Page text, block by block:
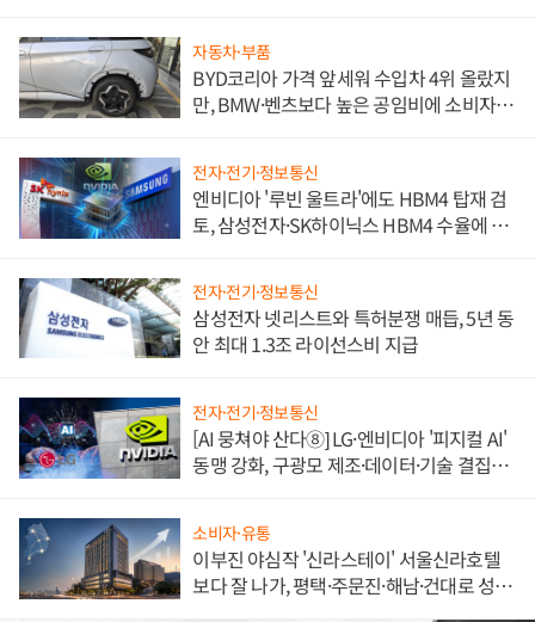
자동차·부품
BYD코리아 가격 앞세워 수입차 4위 올랐지
만, BMW·벤츠보다 높은 공임비에 소비자
전자·전기·정보통신
엔비디아 '루빈 울트라'에도 HBM4 탑재 검
토, 삼성전자·SK하이닉스 HBM4 수율에 주
전자·전기·정보통신
삼성전자 넷리스트와 특허분쟁 매듭, 5년 동
안 최대 1.3조 라이선스비 지급
전자·전기·정보통신
[AI 뭉쳐야 산다⑧] LG·엔비디아 '피지컬 AI'
동맹 강화, 구광모 제조·데이터·기술 결집
소비자·유통
이부진 야심작 '신라스테이' 서울신라호텔
보다 잘 나가, 평택·주문진·해남·건대로 성